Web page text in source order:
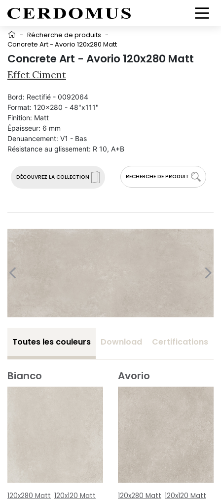
- Récherche de produits -
Concrete Art - Avorio 120x280 Matt
Concrete Art - Avorio 120x280 Matt
Effet Ciment
DÉCOUVREZ LA COLLECTION RECHERCHE DE PRODUIT
Bord: Rectifié - 0092064
Format: 120x280 - 48"x111"
Finition: Matt
Épaisseur: 6 mm
Denuancement: V1 - Bas
Résistance au glissement: R 10, A+B
Toutes les couleurs Download Certifications
Bianco
120x280 Matt 120x120 Matt
Avorio
120x280 Matt 120x120 Matt